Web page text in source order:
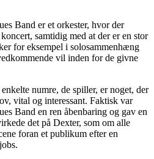
Band er et orkester, hvor der
samtidig med at der er en stor
for eksempel i solosammenhæng
vil inden for de givne
numre, de spiller, er noget, der
vital og interessant. Faktisk var
Band en ren åbenbaring og gav en
det på Dexter, som om alle
foran et publikum efter en